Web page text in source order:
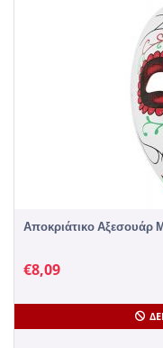
Αποκριάτικο Αξεσουάρ
€8,09